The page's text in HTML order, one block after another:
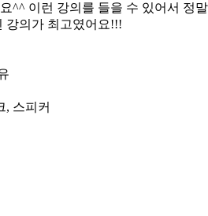
^^ 이런 강의를 들을 수 있어서 정말
강의가 최고였어요!!!
, 스피커